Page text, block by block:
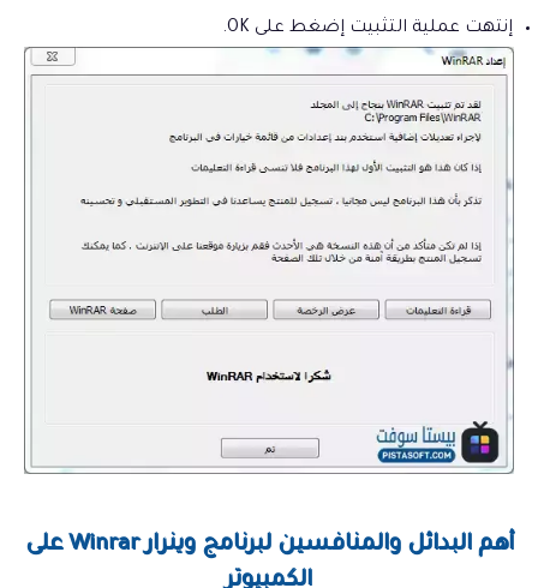
إنتهت عملية التثبيت إضغط على OK.
أهم البدائل والمنافسين لبرنامج وينرار Winrar على
الكمبيوتر